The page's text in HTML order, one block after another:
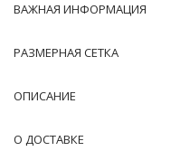
ВАЖНАЯ ИНФОРМАЦИЯ
РАЗМЕРНАЯ СЕТКА
ОПИСАНИЕ
О ДОСТАВКЕ